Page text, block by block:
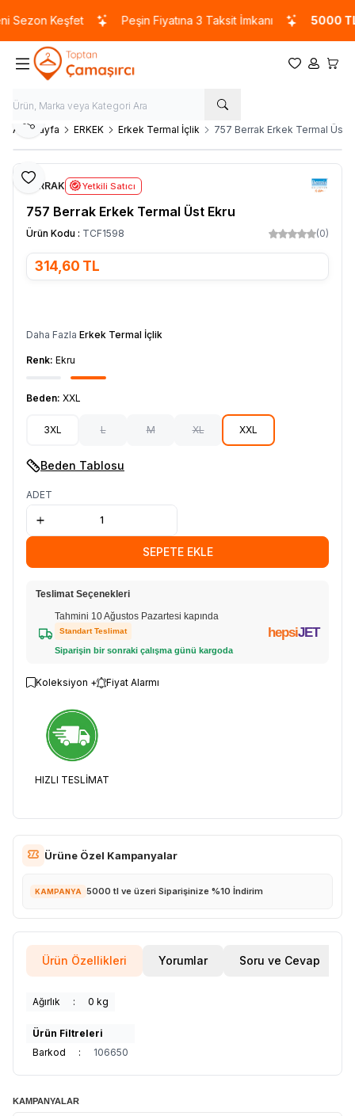
Keşfet Peşin Fiyatına 3 Taksit İmkanı 5000 TL
Favorilerim
Hesabım
Ana Sayfa ERKEK Erkek Termal İçlik 757 Berrak Erkek Termal Üst
Favoriye Ekle
Paylaş
BERRAK Yetkili Satıcı
757 Berrak Erkek Termal Üst Ekru
Ürün Kodu : TCF1598 (0)
314,60 TL
Daha Fazla Erkek Termal İçlik
Renk: Ekru
Beden: XXL
3XL L M XL XXL
Beden Tablosu
ADET
SEPETE EKLE
Teslimat Seçenekleri
Tahmini 10 Ağustos Pazartesi kapında
Standart Teslimat
Siparişin bir sonraki çalışma günü kargoda
hepsiJET
Koleksiyon + Fiyat Alarmı
HIZLI TESLİMAT
Ürüne Özel Kampanyalar
KAMPANYA 5000 tl ve üzeri Siparişinize %10 İndirim
Ürün Özellikleri Yorumlar Soru ve Cevap
Ağırlık : 0 kg
Ürün Filtreleri
Barkod
: 106650
KAMPANYALAR